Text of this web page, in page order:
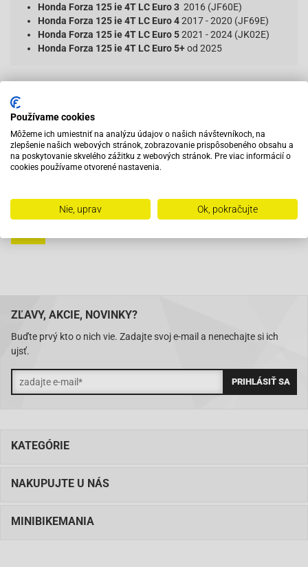
Honda Forza 125 ie 4T LC Euro 3 2016 (JF60E)
Honda Forza 125 ie 4T LC Euro 42017 - 2020 (JF69E)
Honda Forza 125 ie 4T LC Euro 52021 - 2024 (JK02E)
Honda Forza 125 ie 4T LC Euro 5+od 2025
Pri objednaní do 12:00 tovar zajtra u vás
ZĽAVY, AKCIE, NOVINKY?
Buďte prvý kto o nich vie. Zadajte svoj e-mail a nenechajte si ich
ujsť.
KATEGÓRIE
NAKUPUJTE U NÁS
MINIBIKEMANIA
Používame cookies
Môžeme ich umiestniť na analýzu údajov o našich návštevníkoch, na
zlepšenie našich webových stránok, zobrazovanie prispôsobeného obsahu a
na poskytovanie skvelého zážitku z webových stránok. Pre viac informácií o
cookies používame otvorené nastavenia.
Nie, uprav Ok, pokračujte